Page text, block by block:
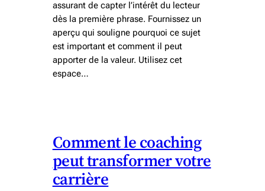
assurant de capter l’intérêt du lecteur
dès la première phrase. Fournissez un
aperçu qui souligne pourquoi ce sujet
est important et comment il peut
apporter de la valeur. Utilisez cet
espace…
Comment le coaching
peut transformer votre
carrière